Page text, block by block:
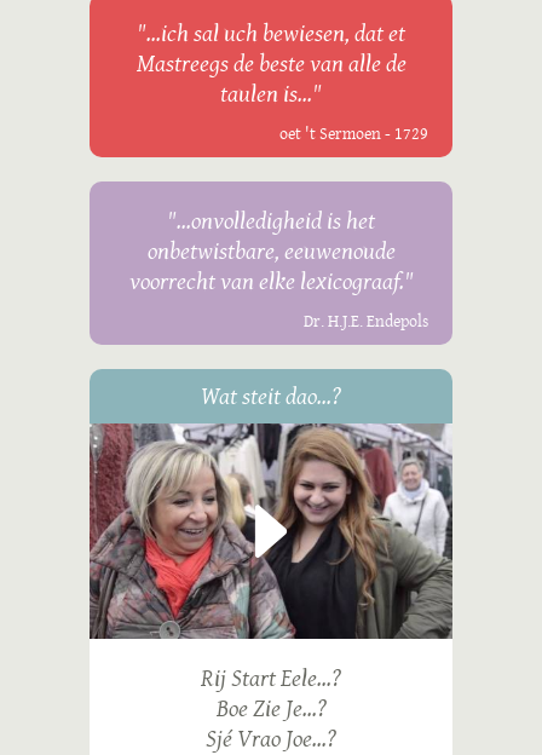
"...ich sal uch bewiesen, dat et
Mastreegs de beste van alle de
taulen is..."
oet 't Sermoen - 1729
"...onvolledigheid is het
onbetwistbare, eeuwenoude
voorrecht van elke lexicograaf."
Dr. H.J.E. Endepols
Wat steit dao...?
Rij Start Eele...?
Boe Zie Je...?
Sjé Vrao Joe...?